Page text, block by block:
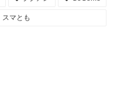
スマとも